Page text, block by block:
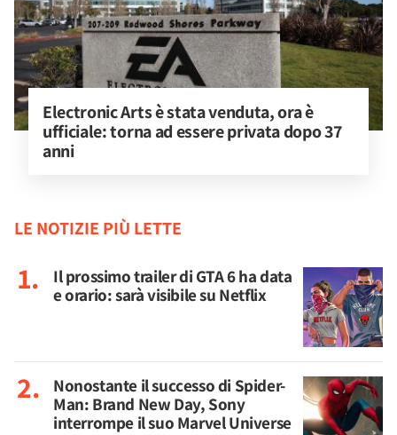
Electronic Arts è stata venduta, ora è
ufficiale: torna ad essere privata dopo 37
anni
LE NOTIZIE PIÙ LETTE
Il prossimo trailer di GTA 6 ha data
e orario: sarà visibile su Netflix
Nonostante il successo di Spider-
Man: Brand New Day, Sony
interrompe il suo Marvel Universe